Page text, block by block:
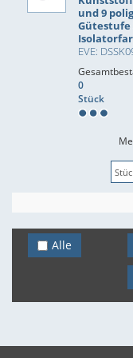
und 9
Gütestufe
EVE:
0
Stück
Alle